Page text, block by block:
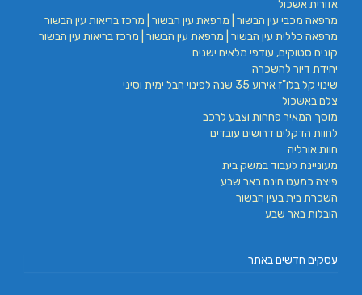
אזורית אשכול
מרפאה מכבי עין הבשור | מרפאת עין הבשור | מרכז בריאות עין הבשור
מרפאה כללית עין הבשור | מרפאת עין הבשור | מרכז בריאות עין הבשור
קונים סטוקים, עודפי מלאים ישנים
יחידת דיור להשכרה
שינוי קל בלו"ז אירוע 35 שנה לפינוי חבל ימית וסיני
צלם באשכול
מוסך המאיר פחחות וצבע לרכב
לחוות הדקלים דרושים עובדים
חוות אורליה
מעוניינת לעבוד במשק בית
פיצה כמעט חינם באר שבע
השכרת בית בעין הבשור
הובלות באר שבע
עסקים חדשים באתר